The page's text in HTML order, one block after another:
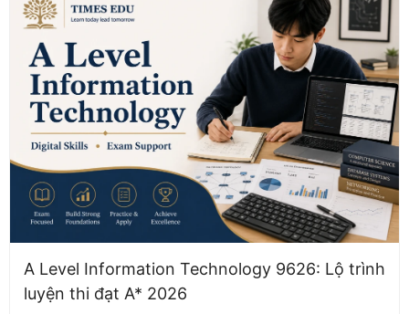
A Level Information Technology 9626: Lộ trình
luyện thi đạt A* 2026